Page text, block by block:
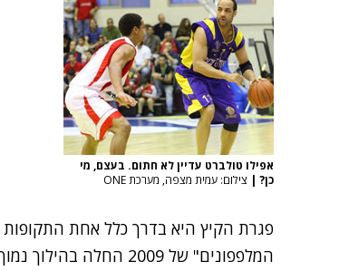
אפילו טולברט עדיין לא חתום. בעצם, מי
כן? | צילום: עמית מצפה, מערכת ONE
פגרת הקיץ היא בדרך כלל אחת
המלפפונים" של 2009